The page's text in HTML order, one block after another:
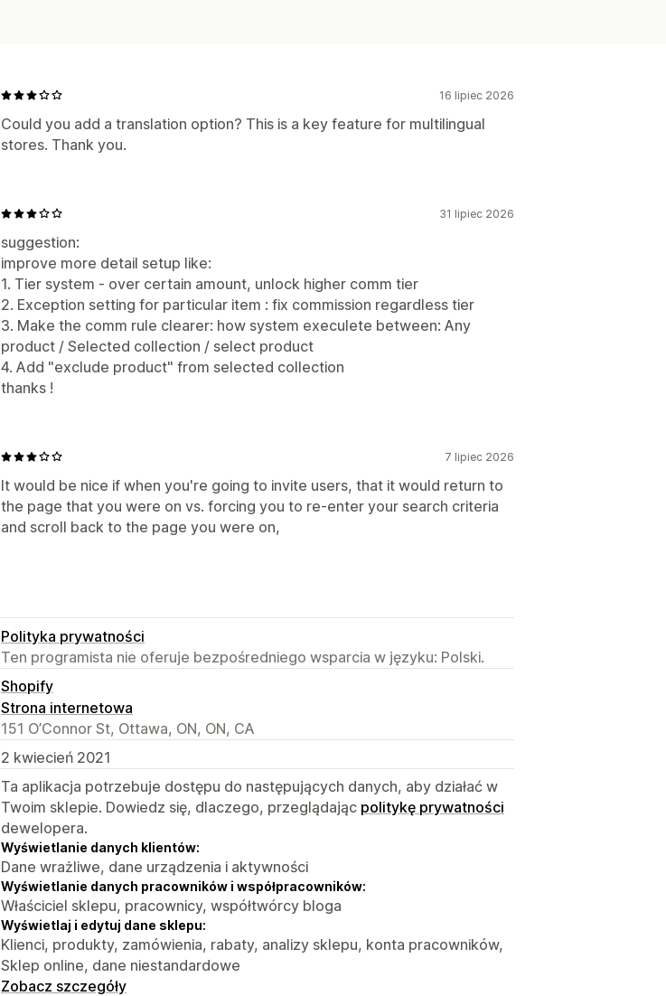
16 lipiec 2026
Could you add a translation option? This is a key feature for multilingual
stores. Thank you.
31 lipiec 2026
suggestion:
improve more detail setup like:
1. Tier system - over certain amount, unlock higher comm tier
2. Exception setting for particular item : fix commission regardless tier
3. Make the comm rule clearer: how system execulete between: Any
product / Selected collection / select product
4. Add "exclude product" from selected collection
thanks !
7 lipiec 2026
It would be nice if when you're going to invite users, that it would return to
the page that you were on vs. forcing you to re-enter your search criteria
and scroll back to the page you were on,
Polityka prywatności
Ten programista nie oferuje bezpośredniego wsparcia w języku: Polski.
Shopify
Strona internetowa
151 O’Connor St, Ottawa, ON, ON, CA
2 kwiecień 2021
Ta aplikacja potrzebuje dostępu do następujących danych, aby działać w
Twoim sklepie. Dowiedz się, dlaczego, przeglądając politykę prywatności
dewelopera.
Wyświetlanie danych klientów:
Dane wrażliwe, dane urządzenia i aktywności
Wyświetlanie danych pracowników i współpracowników:
Właściciel sklepu, pracownicy, współtwórcy bloga
Wyświetlaj i edytuj dane sklepu:
Klienci, produkty, zamówienia, rabaty, analizy sklepu, konta pracowników,
Sklep online, dane niestandardowe
Zobacz szczegóły